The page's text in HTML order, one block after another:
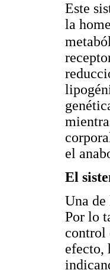
Este
la
el
El
Una de
Por lo
control
efecto,